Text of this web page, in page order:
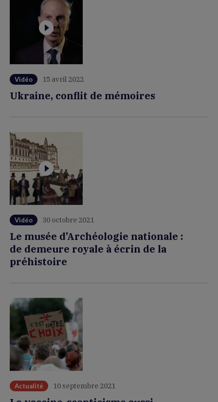
Vidéo 15 avril 2022
Ukraine, conflit de mémoires
Vidéo 30 octobre 2021
Le musée d’Archéologie nationale :
de demeure royale à écrin de la
préhistoire
Actualité 10 septembre 2021